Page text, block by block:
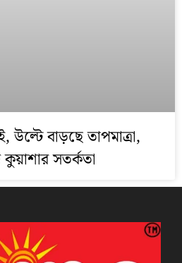
উল্টে বাড়ছে তাপমাত্রা,
কুয়াশার সতর্কতা